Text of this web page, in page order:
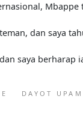
dan saya
saya
DAYOT